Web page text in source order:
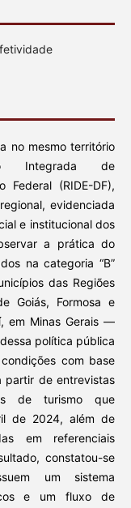
no mesmo território
Integrada de
Federal (RIDE-DF),
evidenciada
e institucional dos
a prática do
na categoria “B”
das Regiões
Goiás, Formosa e
em Minas Gerais —
política pública
com base
partir de entrevistas
de turismo que
de 2024, além de
em referenciais
constatou-se
um sistema
e um fluxo de